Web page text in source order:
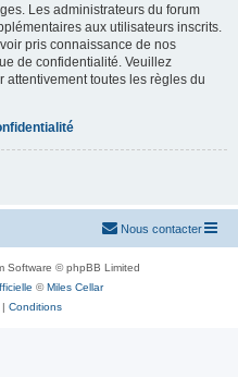
Les administrateurs du forum
aux utilisateurs inscrits.
pris connaissance de nos
de confidentialité. Veuillez
toutes les règles du
Nous contacter
Software © phpBB Limited
©Miles Cellar
| Conditions